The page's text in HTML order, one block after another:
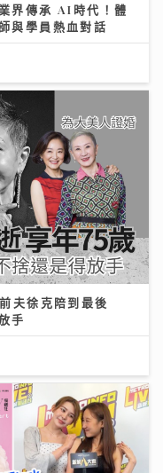
界傳承 AI時代！體
與學員熱血對話
夫徐克陪到最後
手